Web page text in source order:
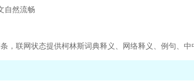
自然流畅
联网状态提供柯林斯词典释义、网络释义、例句、中